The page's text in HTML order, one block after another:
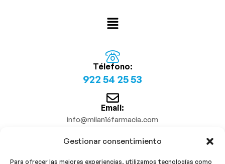
Gestionar consentimiento
Para ofrecer las mejores experiencias, utilizamos tecnologías como
Télefono:
922 54 25 53
Email:
info@milan16farmacia.com
¡Síguenos!